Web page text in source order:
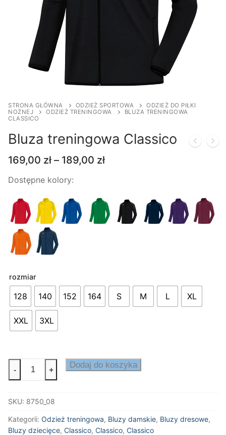
STRONA GŁÓWNA ODZIEŻ SPORTOWA
ODZIEŻ DO PIŁKI
NOŻNEJ
ODZIEŻ TRENINGOWA
BLUZA TRENINGOWA
CLASSICO
Bluza treningowa Classico
169,00 zł – 189,00 złZakres
do
189,00 zł
Dostępne kolory:
rozmiar
128 140 152 164 S M L XL
XXL 3XL
Bluza
Classico
- + Dodaj do koszyka
SKU: 8750_08
Kategorii: Odzież treningowa, Bluzy damskie, Bluzy dresowe,
Bluzy dziecięce, Classico, Classico, Classico